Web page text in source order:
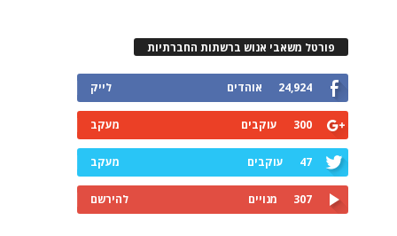
פורטל משאבי אנוש ברשתות החברתיות
24,924 אוהדים לייק
300 עוקבים מעקב
47 עוקבים מעקב
307 מנויים להירשם